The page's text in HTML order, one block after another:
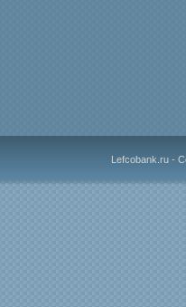
Lefcobank.ru -